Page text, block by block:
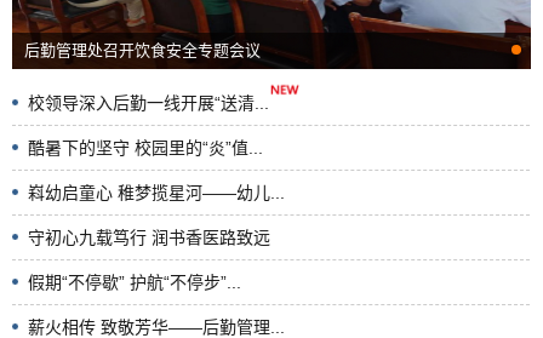
后勤管理处召开饮食安全专题会议
校领导深入后勤一线开展“送清...
2026-08-03
酷暑下的坚守 校园里的“炎”值...
2026-07-31
嵙幼启童心 稚梦揽星河——幼儿...
2026-07-24
守初心九载笃行 润书香医路致远
2026-07-23
假期“不停歇” 护航“不停步”...
2026-07-20
薪火相传 致敬芳华——后勤管理...